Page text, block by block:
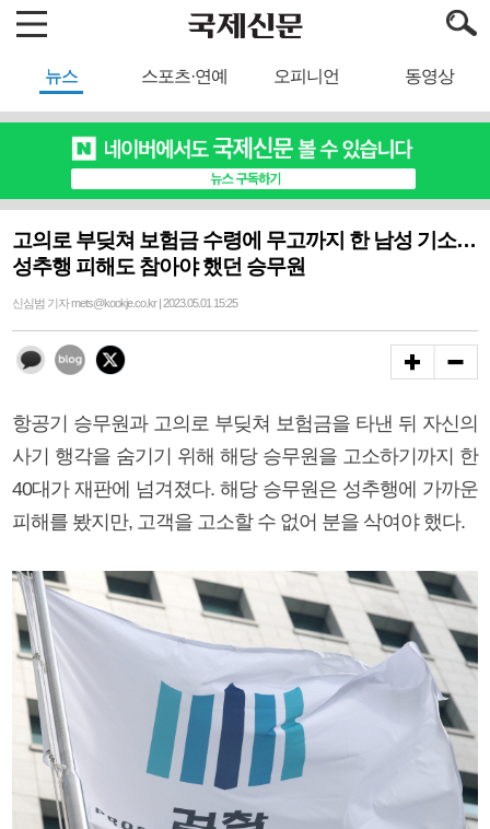
뉴스 스포츠·연예 오피니언 동영상
고의로 부딪쳐 보험금 수령에 무고까지 한 남성 기소…
성추행 피해도 참아야 했던 승무원
신심범 기자 mets@kookje.co.kr | 2023.05.01 15:25
항공기 승무원과 고의로 부딪쳐 보험금을 타낸 뒤 자신의
사기 행각을 숨기기 위해 해당 승무원을 고소하기까지 한
40대가 재판에 넘겨졌다. 해당 승무원은 성추행에 가까운
피해를 봤지만, 고객을 고소할 수 없어 분을 삭여야 했다.